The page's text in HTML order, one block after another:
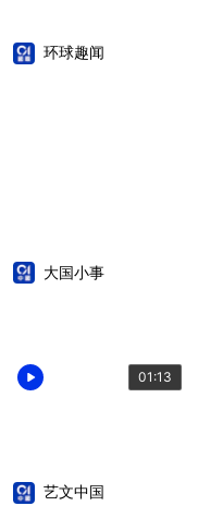
环球趣闻
01:13
大国小事
艺文中国